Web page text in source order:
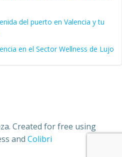
del puerto en Valencia y tu
en el Sector Wellness de Lujo
Created for free using
and Colibri